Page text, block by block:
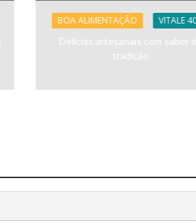
BOA ALIMENTAÇÃO
VITALE
Delícias artesanais com sabor
tradição